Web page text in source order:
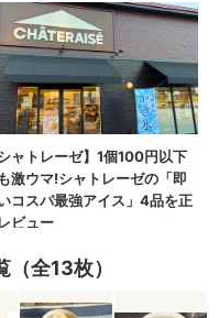
全13枚）